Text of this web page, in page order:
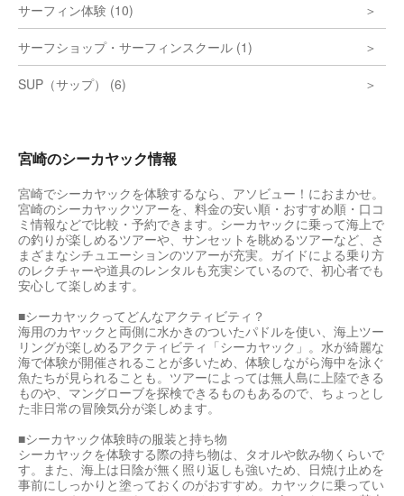
サーフィン体験 (10)
サーフショップ・サーフィンスクール (1)
SUP（サップ） (6)
宮崎のシーカヤック情報
宮崎でシーカヤックを体験するなら、アソビュー！におまかせ。
宮崎のシーカヤックツアーを、料金の安い順・おすすめ順・口コ
ミ情報などで比較・予約できます。シーカヤックに乗って海上で
の釣りが楽しめるツアーや、サンセットを眺めるツアーなど、さ
まざまなシチュエーションのツアーが充実。ガイドによる乗り方
のレクチャーや道具のレンタルも充実シているので、初心者でも
安心して楽しめます。
■シーカヤックってどんなアクティビティ？
海用のカヤックと両側に水かきのついたパドルを使い、海上ツー
リングが楽しめるアクティビティ「シーカヤック」。水が綺麗な
海で体験が開催されることが多いため、体験しながら海中を泳ぐ
魚たちが見られることも。ツアーによっては無人島に上陸できる
ものや、マングローブを探検できるものもあるので、ちょっとし
た非日常の冒険気分が楽しめます。
■シーカヤック体験時の服装と持ち物
シーカヤックを体験する際の持ち物は、タオルや飲み物くらいで
す。また、海上は日陰が無く照り返しも強いため、日焼け止めを
事前にしっかりと塗っておくのがおすすめ。カヤックに乗ってい